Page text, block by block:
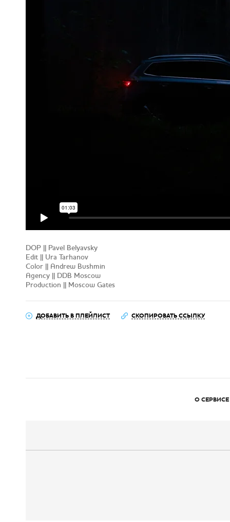
DOP || Pavel Belyavsky
Edit || Ura Tarhanov
Color || Andrew Bushmin
Agency || DDB Moscow
Production || Moscow Gates
ДОБАВИТЬ В ПЛЕЙЛИСТ СКОПИРОВАТЬ ССЫЛКУ
О СЕРВИСЕ